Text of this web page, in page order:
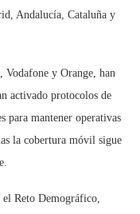
Andalucía, Cataluña y
Vodafone y Orange, han
activado protocolos de
para mantener operativas
la cobertura móvil sigue
Reto Demográfico,